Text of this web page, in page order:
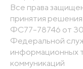
Все права
принятия
ФС77-78746 от 30
Федеральной
информационных
коммуникаций